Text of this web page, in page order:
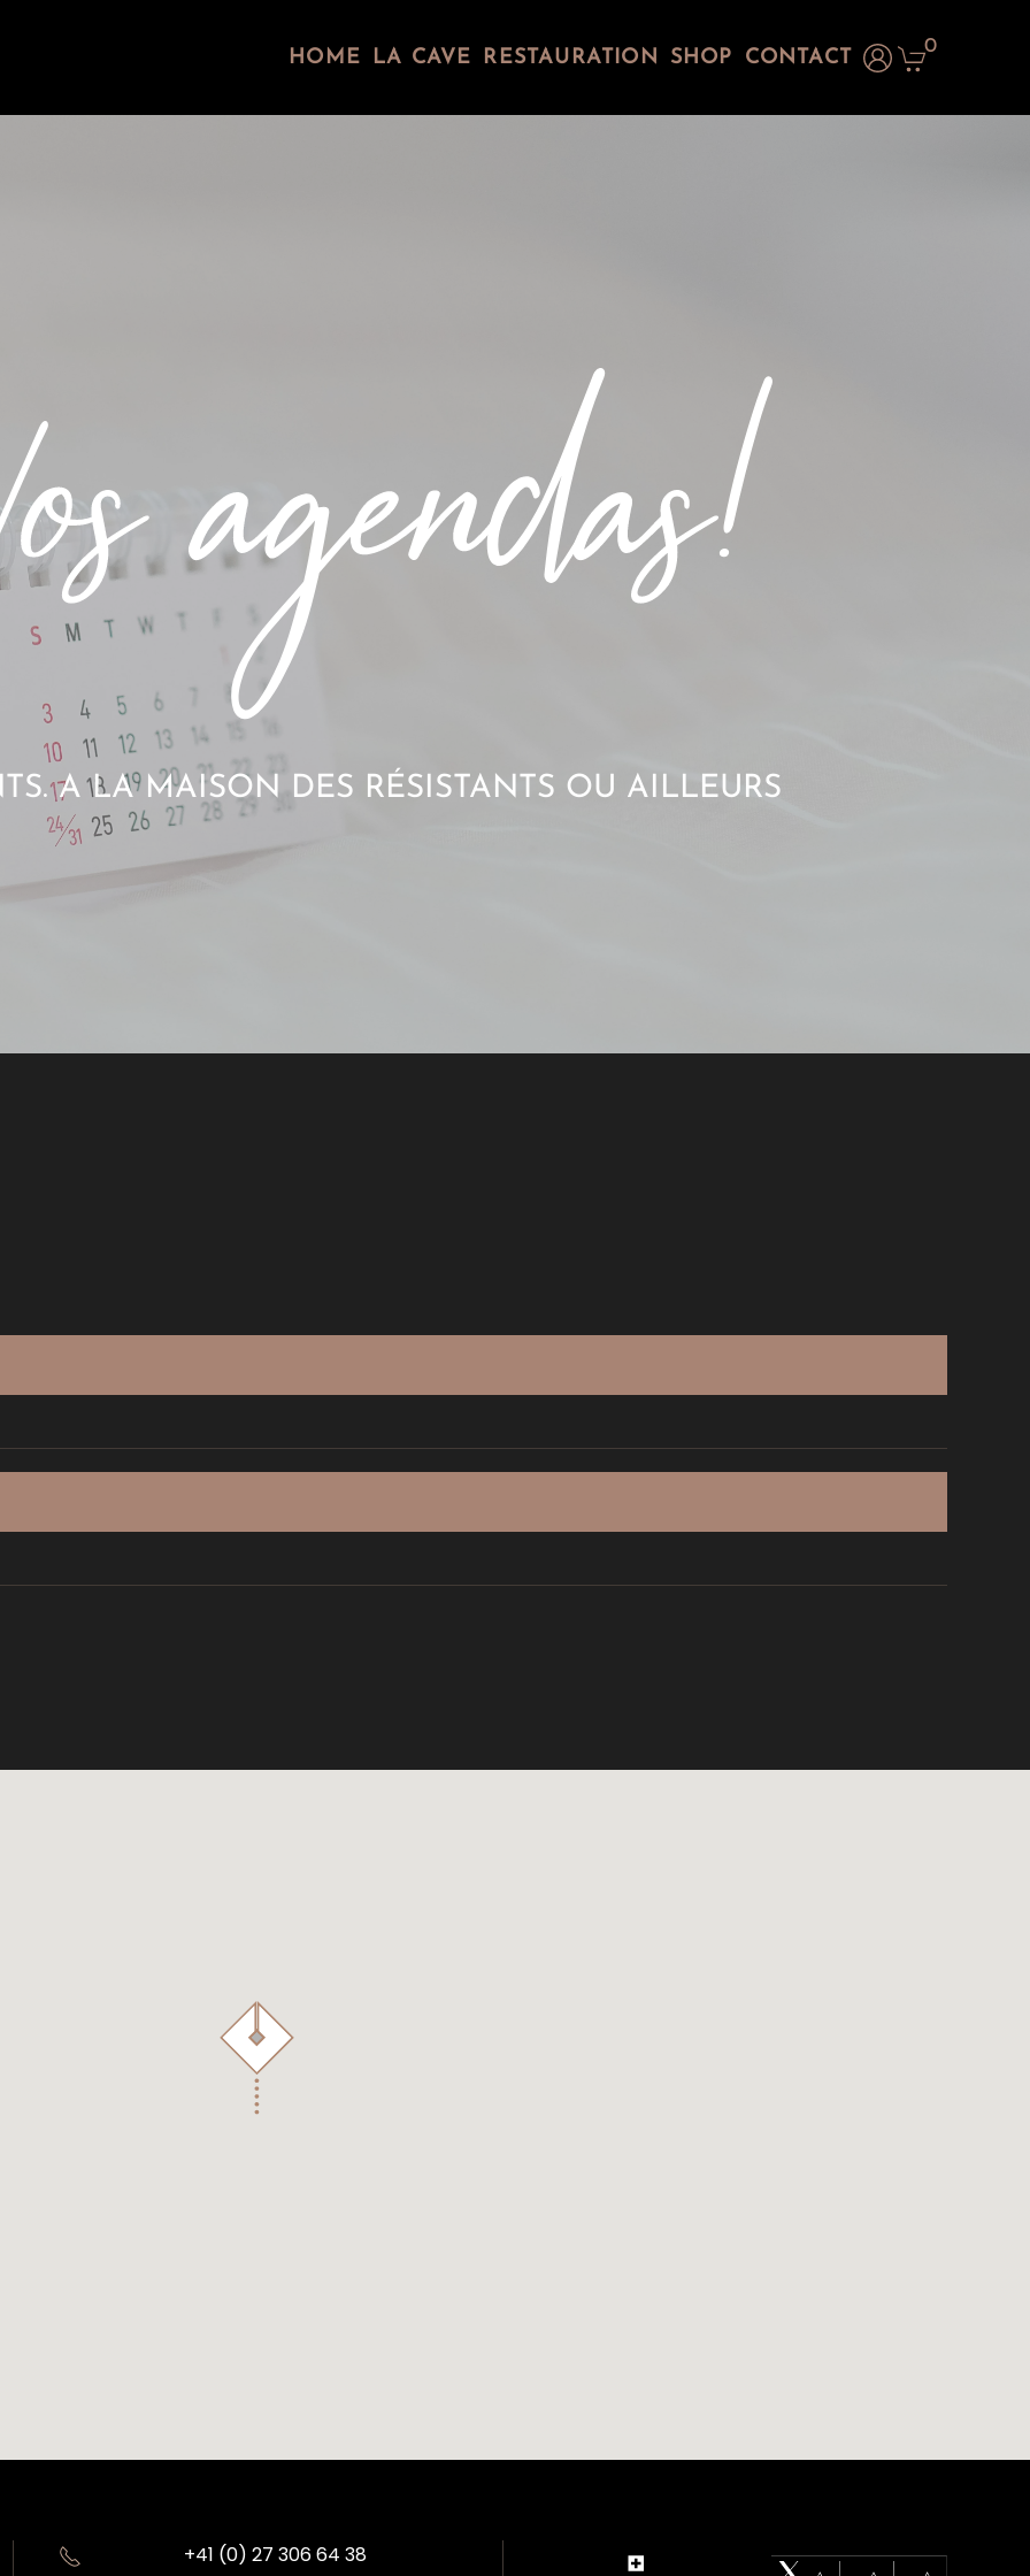
HOME LA CAVE RESTAURATION SHOP CONTACT
0
A LA MAISON DES RÉSISTANTS OU AILLEURS
+41 (0) 27 306 64 38